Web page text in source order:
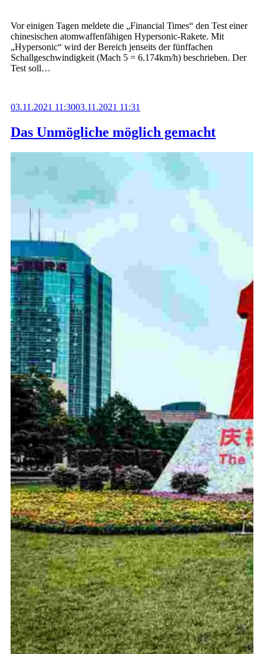
Vor einigen Tagen meldete die „Financial Times“ den Test einer
chinesischen atomwaffenfähigen Hypersonic-Rakete. Mit
„Hypersonic“ wird der Bereich jenseits der fünffachen
Schallgeschwindigkeit (Mach 5 = 6.174km/h) beschrieben. Der
Test soll…
Das Unmögliche möglich gemacht
03.11.2021 11:3003.11.2021 11:31